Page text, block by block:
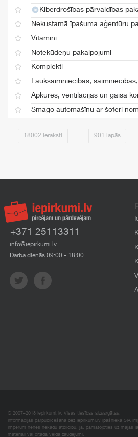
Kiberdrošības pārvaldības
Nekustamā īpašuma aģentūru
Vitamīni
Notekūdeņu pakalpojumi
Komplekti
Lauksaimniecības,
Apkures, ventilācijas un gaisa
Smago automašīnu ar šoferi
18002 ieraksti 901 lapās
+371 25113311
info@iepirkumi.lv
Darba dienās 09:00 - 18:00
© 2007–2018 Iepirkumi.lv. Visas tiesības aizsargātas.
Informācijas pārpublicēšana bez iepirkumi.lv īpašnieka SIA
Imperum nenes nekādu atbildību, ja, pamatojoties uz mājas
materiāli vai citāda veida zaudējumi.